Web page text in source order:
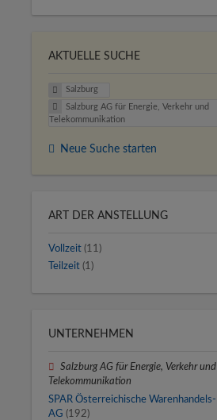
AKTUELLE SUCHE
Salzburg
Salzburg AG für Energie, Verkehr und
Telekommunikation
Neue Suche starten
ART DER ANSTELLUNG
Vollzeit (11)
Teilzeit (1)
UNTERNEHMEN
Salzburg AG für Energie, Verkehr und
Telekommunikation
SPAR Österreichische Warenhandels-
AG (192)